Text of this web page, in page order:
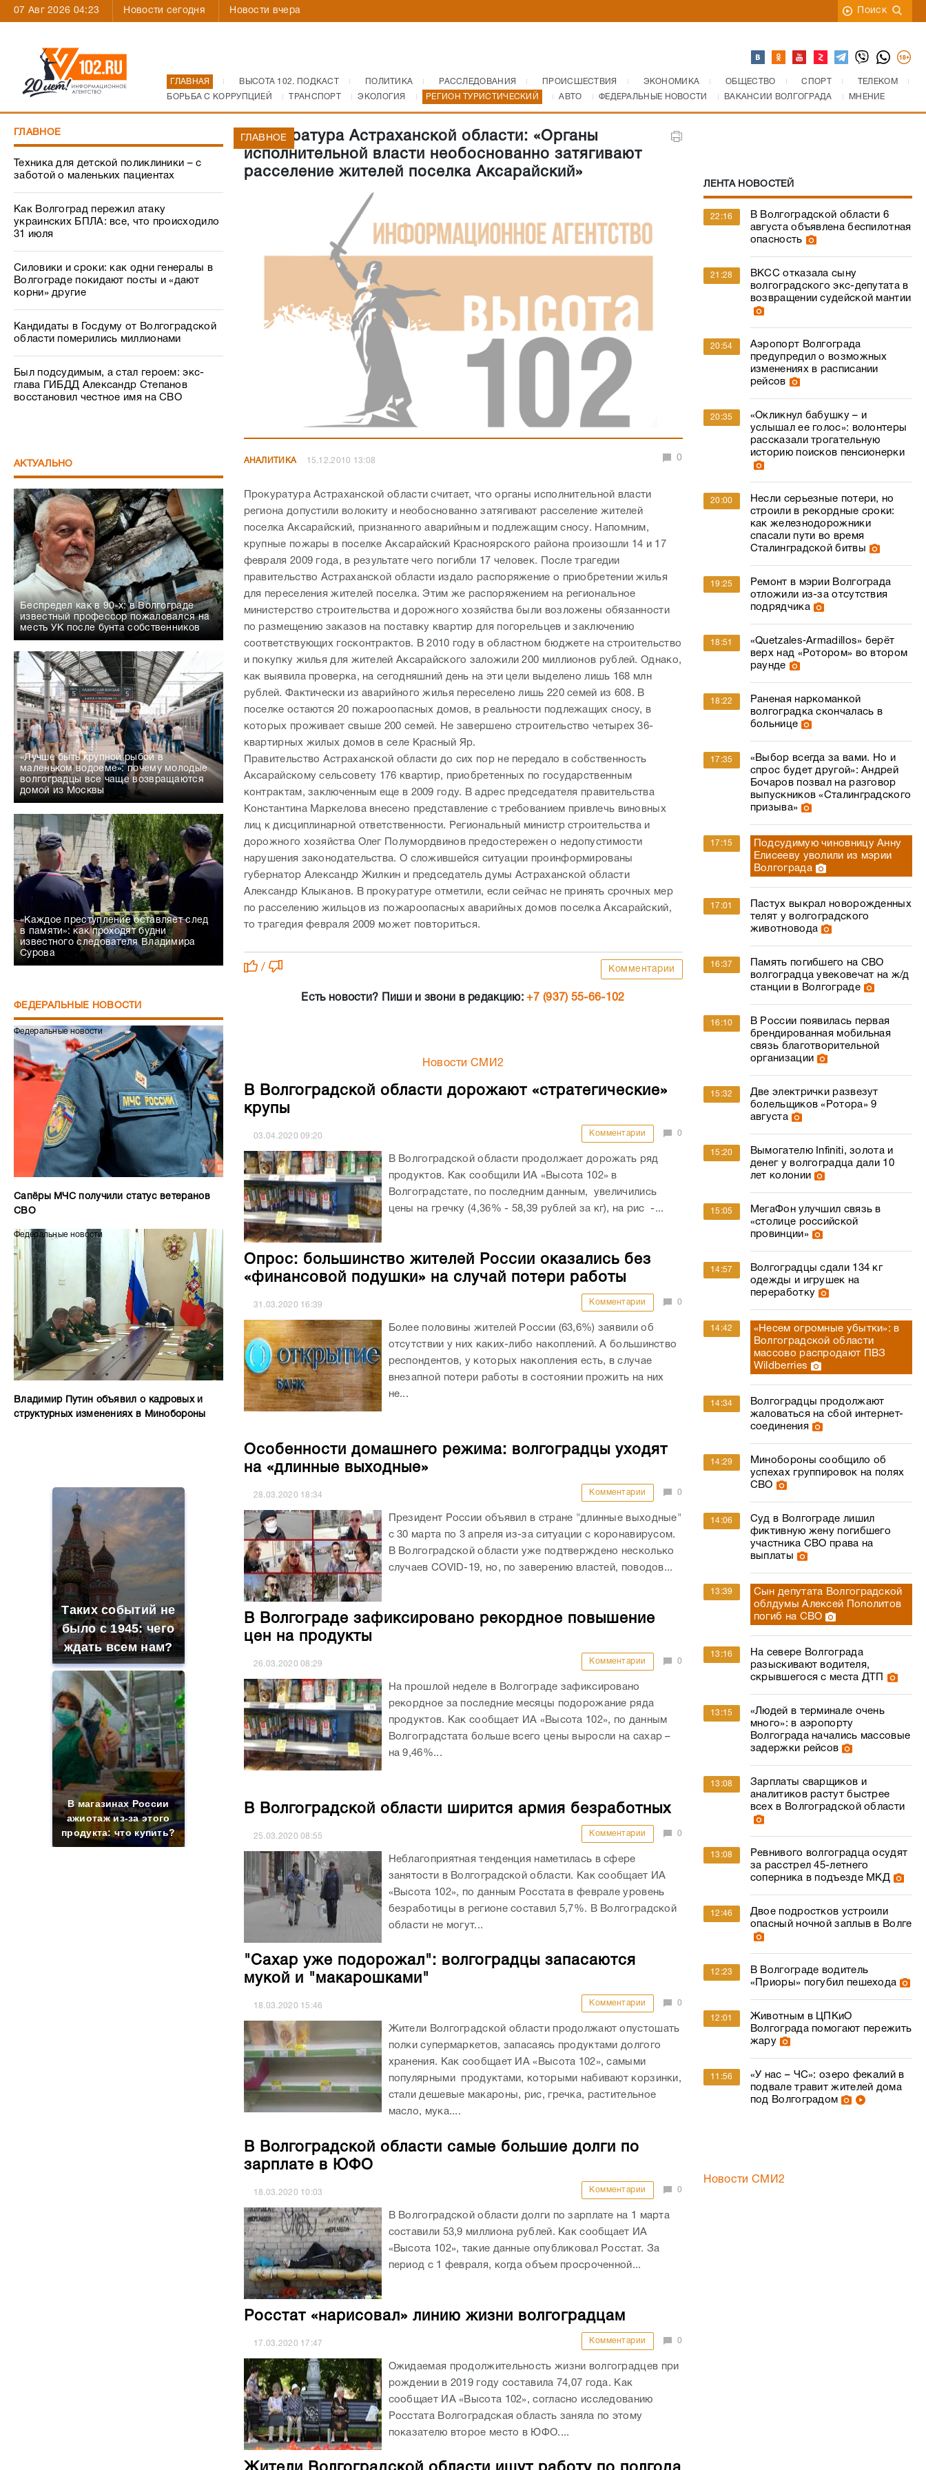
07 Авг 2026 04:23 Новости сегодня Новости вчера Поиск
ГЛАВНАЯ ВЫСОТА 102. ПОДКАСТ ПОЛИТИКА РАССЛЕДОВАНИЯ ПРОИСШЕСТВИЯ ЭКОНОМИКА ОБЩЕСТВО СПОРТ
ТЕЛЕКОМ
БОРЬБА С КОРРУПЦИЕЙ
ТРАНСПОРТ ЭКОЛОГИЯ РЕГИОН ТУРИСТИЧЕСКИЙ АВТО ФЕДЕРАЛЬНЫЕ НОВОСТИ ВАКАНСИИ ВОЛГОГРАДА МНЕНИЕ
ГЛАВНОЕ
Техника для детской поликлиники – с
заботой о маленьких пациентах
Как Волгоград пережил атаку
украинских БПЛА: все, что происходило
31 июля
Силовики и сроки: как одни генералы в
Волгограде покидают посты и «дают
корни» другие
Кандидаты в Госдуму от Волгоградской
области померились миллионами
Был подсудимым, а стал героем: экс-
глава ГИБДД Александр Степанов
восстановил честное имя на СВО
АКТУАЛЬНО
Беспредел как в 90-х: в Волгограде
известный профессор пожаловался на
месть УК после бунта собственников
«Лучше быть крупной рыбой в
маленьком водоеме»: почему молодые
волгоградцы все чаще возвращаются
домой из Москвы
«Каждое преступление оставляет след
в памяти»: как проходят будни
известного следователя Владимира
Сурова
ФЕДЕРАЛЬНЫЕ НОВОСТИ
Федеральные новости
Сапёры МЧС получили статус ветеранов
СВО
Федеральные новости
Владимир Путин объявил о кадровых и
структурных изменениях в Минобороны
Таких событий не
было с 1945: чего
ждать всем нам?
В магазинах России
ажиотаж из-за этого
продукта: что купить?
Прокуратура Астраханской области: «Органы
исполнительной власти необоснованно затягивают
расселение жителей поселка Аксарайский»
ГЛАВНОЕ
АНАЛИТИКА 15.12.2010 13:08 0
Прокуратура Астраханской области считает, что органы исполнительной власти
региона допустили волокиту и необоснованно затягивают расселение жителей
поселка Аксарайский, признанного аварийным и подлежащим сносу. Напомним,
крупные пожары в поселке Аксарайский Красноярского района произошли 14 и 17
февраля 2009 года, в результате чего погибли 17 человек. После трагедии
правительство Астраханской области издало распоряжение о приобретении жилья
для переселения жителей поселка. Этим же распоряжением на региональное
министерство строительства и дорожного хозяйства были возложены обязанности
по размещению заказов на поставку квартир для погорельцев и заключению
соответствующих госконтрактов. В 2010 году в областном бюджете на строительство
и покупку жилья для жителей Аксарайского заложили 200 миллионов рублей. Однако,
как выявила проверка, на сегодняшний день на эти цели выделено лишь 168 млн
рублей. Фактически из аварийного жилья переселено лишь 220 семей из 608. В
поселке остаются 20 пожароопасных домов, в реальности подлежащих сносу, в
которых проживает свыше 200 семей. Не завершено строительство четырех 36-
квартирных жилых домов в селе Красный Яр.
Правительство Астраханской области до сих пор не передало в собственность
Аксарайскому сельсовету 176 квартир, приобретенных по государственным
контрактам, заключенным еще в 2009 году. В адрес председателя правительства
Константина Маркелова внесено представление с требованием привлечь виновных
лиц к дисциплинарной ответственности. Региональный министр строительства и
дорожного хозяйства Олег Полумордвинов предостережен о недопустимости
нарушения законодательства. О сложившейся ситуации проинформированы
губернатор Александр Жилкин и председатель думы Астраханской области
Александр Клыканов. В прокуратуре отметили, если сейчас не принять срочных мер
по расселению жильцов из пожароопасных аварийных домов поселка Аксарайский,
то трагедия февраля 2009 может повториться.
/ Комментарии
Есть новости? Пиши и звони в редакцию:+7 (937) 55-66-102
Новости СМИ2
В Волгоградской области дорожают «стратегические»
крупы
03.04.202009:20 Комментарии 0
В Волгоградской области продолжает дорожать ряд
продуктов. Как сообщили ИА «Высота 102» в
Волгоградстате, по последним данным, увеличились
цены на гречку (4,36% - 58,39 рублей за кг), на рис -...
Опрос: большинство жителей России оказались без
«финансовой подушки» на случай потери работы
31.03.2020 16:39 Комментарии 0
Более половины жителей России (63,6%) заявили об
отсутствии у них каких-либо накоплений. А большинство
респондентов, у которых накопления есть, в случае
внезапной потери работы в состоянии прожить на них
не...
Особенности домашнего режима: волгоградцы уходят
на «длинные выходные»
28.03.2020 18:34 Комментарии 0
Президент России объявил в стране "длинные выходные"
с 30 марта по 3 апреля из-за ситуации с коронавирусом.
В Волгоградской области уже подтверждено несколько
случаев COVID-19, но, по заверению властей, поводов...
В Волгограде зафиксировано рекордное повышение
цен на продукты
26.03.202008:29 Комментарии 0
На прошлой неделе в Волгограде зафиксировано
рекордное за последние месяцы подорожание ряда
продуктов. Как сообщает ИА «Высота 102», по данным
Волгоградстата больше всего цены выросли на сахар –
на 9,46%...
В Волгоградской области ширится армия безработных
25.03.202008:55 Комментарии 0
Неблагоприятная тенденция наметилась в сфере
занятости в Волгоградской области. Как сообщает ИА
«Высота 102», по данным Росстата в феврале уровень
безработицы в регионе составил 5,7%. В Волгоградской
области не могут...
"Сахар уже подорожал": волгоградцы запасаются
мукой и "макарошками"
18.03.2020 15:46 Комментарии 0
Жители Волгоградской области продолжают опустошать
полки супермаркетов, запасаясь продуктами долгого
хранения. Как сообщает ИА «Высота 102», самыми
популярными продуктами, которыми набивают корзинки,
стали дешевые макароны, рис, гречка, растительное
масло, мука....
В Волгоградской области самые большие долги по
зарплате в ЮФО
18.03.2020 10:03 Комментарии 0
В Волгоградской области долги по зарплате на 1 марта
составили 53,9 миллиона рублей. Как сообщает ИА
«Высота 102», такие данные опубликовал Росстат. За
период с 1 февраля, когда объем просроченной...
Росстат «нарисовал» линию жизни волгоградцам
17.03.2020 17:47 Комментарии 0
Ожидаемая продолжительность жизни волгоградцев при
рождении в 2019 году составила 74,07 года. Как
сообщает ИА «Высота 102», согласно исследованию
Росстата Волгоградская область заняла по этому
показателю второе место в ЮФО....
ЛЕНТА НОВОСТЕЙ
22:16
В Волгоградской области 6
августа объявлена беспилотная
опасность
21:28
ВКСС отказала сыну
волгоградского экс-депутата в
возвращении судейской мантии
20:54
Аэропорт Волгограда
предупредил о возможных
изменениях в расписании
рейсов
20:35
«Окликнул бабушку – и
услышал ее голос»: волонтеры
рассказали трогательную
историю поисков пенсионерки
20:00
Несли серьезные потери, но
строили в рекордные сроки:
как железнодорожники
спасали пути во время
Сталинградской битвы
19:25
Ремонт в мэрии Волгограда
отложили из-за отсутствия
подрядчика
18:51
«Quetzales‑Armadillos» берёт
верх над «Ротором» во втором
раунде
18:22
Раненая наркоманкой
волгоградка скончалась в
больнице
17:35
«Выбор всегда за вами. Но и
спрос будет другой»: Андрей
Бочаров позвал на разговор
выпускников «Сталинградского
призыва»
17:15
Подсудимую чиновницу Анну
Елисееву уволили из мэрии
Волгограда
17:01
Пастух выкрал новорожденных
телят у волгоградского
животновода
16:37
Память погибшего на СВО
волгоградца увековечат на ж/д
станции в Волгограде
16:10
В России появилась первая
брендированная мобильная
связь благотворительной
организации
15:32
Две электрички развезут
болельщиков «Ротора» 9
августа
15:20
Вымогателю Infiniti, золота и
денег у волгоградца дали 10
лет колонии
15:05
МегаФон улучшил связь в
«столице российской
провинции»
14:57
Волгоградцы сдали 134 кг
одежды и игрушек на
переработку
14:42
«Несем огромные убытки»: в
Волгоградской области
массово распродают ПВЗ
Wildberries
14:34
Волгоградцы продолжают
жаловаться на сбой интернет-
соединения
14:29
Минобороны сообщило об
успехах группировок на полях
СВО
14:06
Суд в Волгограде лишил
фиктивную жену погибшего
участника СВО права на
выплаты
13:39
Сын депутата Волгоградской
облдумы Алексей Пополитов
погиб на СВО
13:16
На севере Волгограда
разыскивают водителя,
скрывшегося с места ДТП
13:15
«Людей в терминале очень
много»: в аэропорту
Волгограда начались массовые
задержки рейсов
13:08
Зарплаты сварщиков и
аналитиков растут быстрее
всех в Волгоградской области
13:08
Ревнивого волгоградца осудят
за расстрел 45-летнего
соперника в подъезде МКД
12:46
Двое подростков устроили
опасный ночной заплыв в Волге
12:23
В Волгограде водитель
«Приоры» погубил пешехода
12:01
Животным в ЦПКиО
Волгограда помогают пережить
жару
11:56
«У нас – ЧС»: озеро фекалий в
подвале травит жителей дома
под Волгоградом
Новости СМИ2